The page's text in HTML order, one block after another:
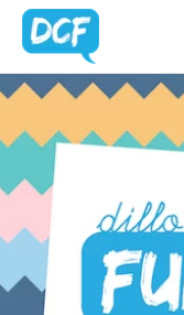
Home
Chi Sono
Regali Creativi
Lavora con me
Portfolio
Blog